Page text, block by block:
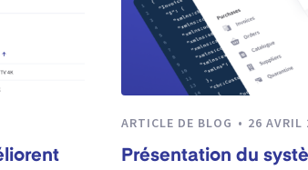
ARTICLE DE BLOG 26 AVRIL
Présentation du